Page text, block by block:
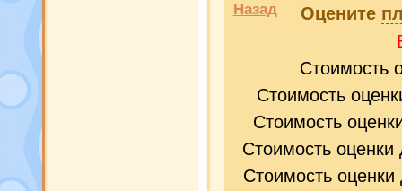
Назад Оцените
Стоимость
Стоимость
Стоимость
Стоимость
Стоимость